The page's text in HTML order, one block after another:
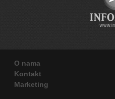
O nama
Kontakt
Marketing